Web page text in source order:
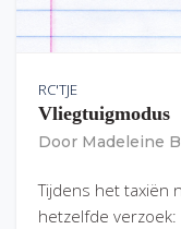
RC'TJE
Vliegtuigmodus
Door Madeleine
Tijdens het taxiën
hetzelfde